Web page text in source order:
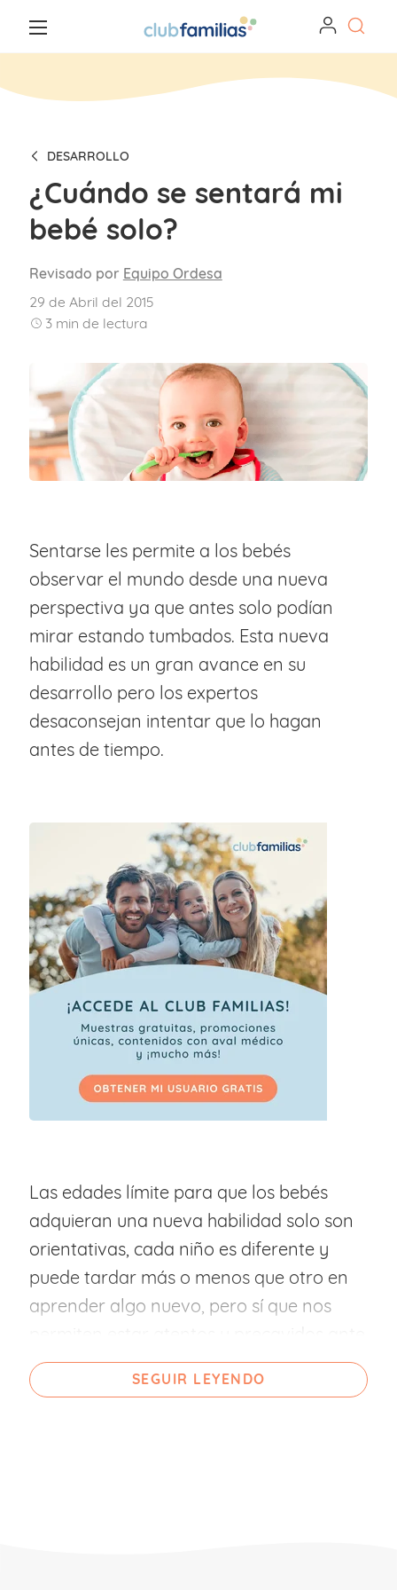
DESARROLLO
¿Cuándo se sentará mi
bebé solo?
Revisado por Equipo Ordesa
29 de Abril del 2015
3min de lectura
Sentarse les permite a los bebés
observar el mundo desde una nueva
perspectiva ya que antes solo podían
mirar estando tumbados. Esta nueva
habilidad es un gran avance en su
desarrollo pero los expertos
desaconsejan intentar que lo hagan
antes de tiempo.
Las edades límite para que los bebés
adquieran una nueva habilidad solo son
orientativas, cada niño es diferente y
puede tardar más o menos que otro en
aprender algo nuevo, pero sí que nos
su desarrollo.
SEGUIR LEYENDO